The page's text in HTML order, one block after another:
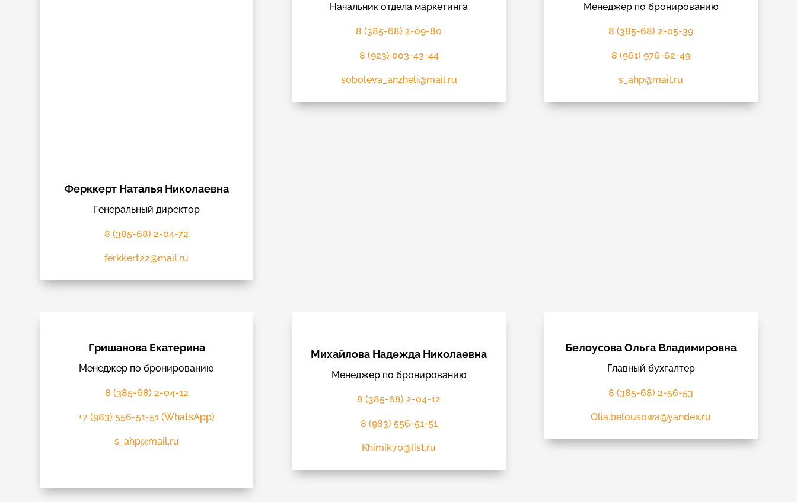
Ферккерт Наталья Николаевна
Генеральный директор
8 (385-68) 2-04-72
ferkkert22@mail.ru
Начальник отдела маркетинга
8 (385-68) 2-09-80
8 (923) 003-43-44
soboleva_anzheli@mail.ru
Менеджер по бронированию
8 (385-68) 2-05-39
8 (961) 976-62-49
s_ahp@mail.ru
Гришанова Екатерина
Менеджер по бронированию
8 (385-68) 2-04-12
+7 (983) 556-51-51 (WhatsApp)
s_ahp@mail.ru
Михайлова Надежда Николаевна
Менеджер по бронированию
8 (385-68) 2-04-12
8 (983) 556-51-51
Khimik70@list.ru
Белоусова Ольга Владимировна
Главный бухгалтер
8 (385-68) 2-56-53
Olia.belousowa@yandex.ru